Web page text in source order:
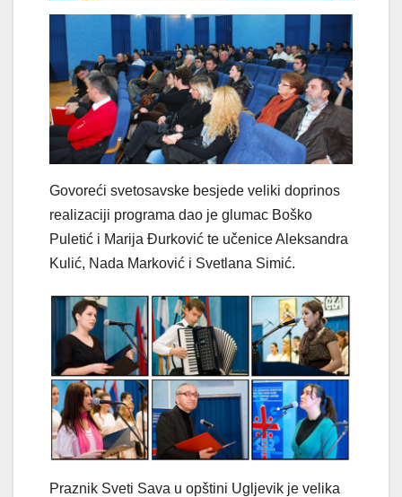
Govoreći svetosavske besjede veliki doprinos
realizaciji programa dao je glumac Boško
Puletić i Marija Đurković te učenice Aleksandra
Kulić, Nada Marković i Svetlana Simić.
Praznik Sveti Sava u opštini Ugljevik je velika